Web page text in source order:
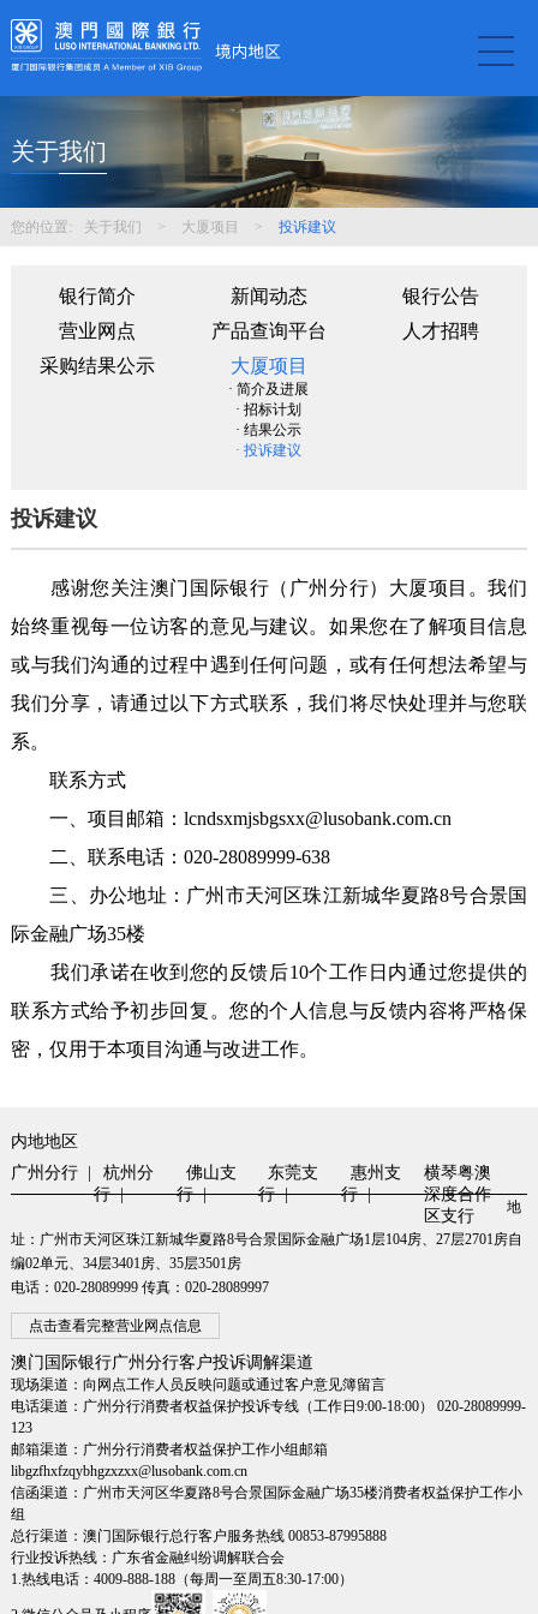
关于我们
您的位置: 关于我们 > 大厦项目 > 投诉建议
银行简介 新闻动态
银行公告
营业网点
产品查询平台
人才招聘
采购结果公示
大厦项目
· 简介及进展
· 招标计划
· 结果公示
· 投诉建议
投诉建议
感谢您关注澳门国际银行（广州分行）大厦项目。我们
始终重视每一位访客的意见与建议。如果您在了解项目信息
或与我们沟通的过程中遇到任何问题，或有任何想法希望与
我们分享，请通过以下方式联系，我们将尽快处理并与您联
系。
联系方式
一、项目邮箱：lcndsxmjsbgsxx@lusobank.com.cn
二、联系电话：020-28089999-638
三、办公地址：广州市天河区珠江新城华夏路8号合景国
际金融广场35楼
我们承诺在收到您的反馈后10个工作日内​通过您提供的
联系方式给予初步回复。您的个人信息与反馈内容将严格保
密，仅用于本项目沟通与改进工作。
内地地区
广州分行 |
杭州分
行 |
佛山支
行 |
东莞支
行 |
惠州支
行 |
横琴粤澳
深度合作
区支行
地
址：广州市天河区珠江新城华夏路8号合景国际金融广场1层104房、27层2701房自
编02单元、34层3401房、35层3501房
电话：020-28089999 传真：020-28089997
点击查看完整营业网点信息
澳门国际银行广州分行客户投诉调解渠道
现场渠道：向网点工作人员反映问题或通过客户意见簿留言
电话渠道：广州分行消费者权益保护投诉专线（工作日9:00-18:00） 020-28089999-
123
邮箱渠道：广州分行消费者权益保护工作小组邮箱
libgzfhxfzqybhgzxzxx@lusobank.com.cn
信函渠道：广州市天河区华夏路8号合景国际金融广场35楼消费者权益保护工作小
组
总行渠道：澳门国际银行总行客户服务热线 00853-87995888
行业投诉热线：广东省金融纠纷调解联合会
1.热线电话：4009-888-188（每周一至周五8:30-17:00）